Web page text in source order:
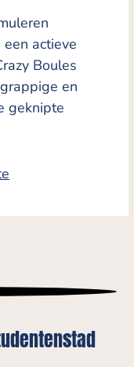
actieve
Boules
en
geknipte